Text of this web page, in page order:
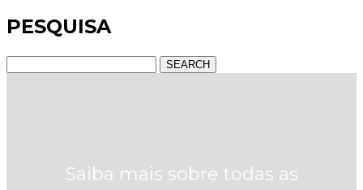
PESQUISA
SEARCH
Saiba mais sobre todas as